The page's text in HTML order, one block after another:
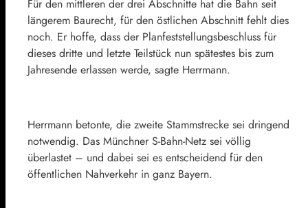
Für den mittleren der drei Abschnitte hat die Bahn seit
längerem Baurecht, für den östlichen Abschnitt fehlt dies
noch. Er hoffe, dass der Planfeststellungsbeschluss für
dieses dritte und letzte Teilstück nun spätestes bis zum
Jahresende erlassen werde, sagte Herrmann.
Herrmann betonte, die zweite Stammstrecke sei dringend
notwendig. Das Münchner S-Bahn-Netz sei völlig
überlastet – und dabei sei es entscheidend für den
öffentlichen Nahverkehr in ganz Bayern.